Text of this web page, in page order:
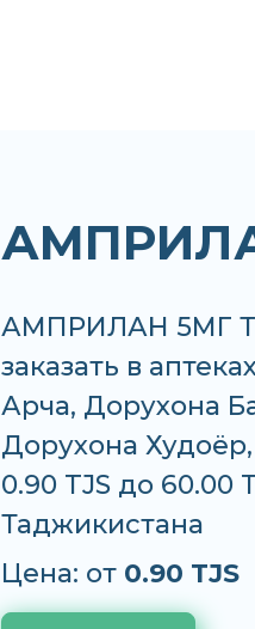
АМПРИЛАН 5МГ
заказать в
Арча, Дорухона
Дорухона
0.90 TJS до 60.00
Таджикистана
Цена: от 0.90 TJS